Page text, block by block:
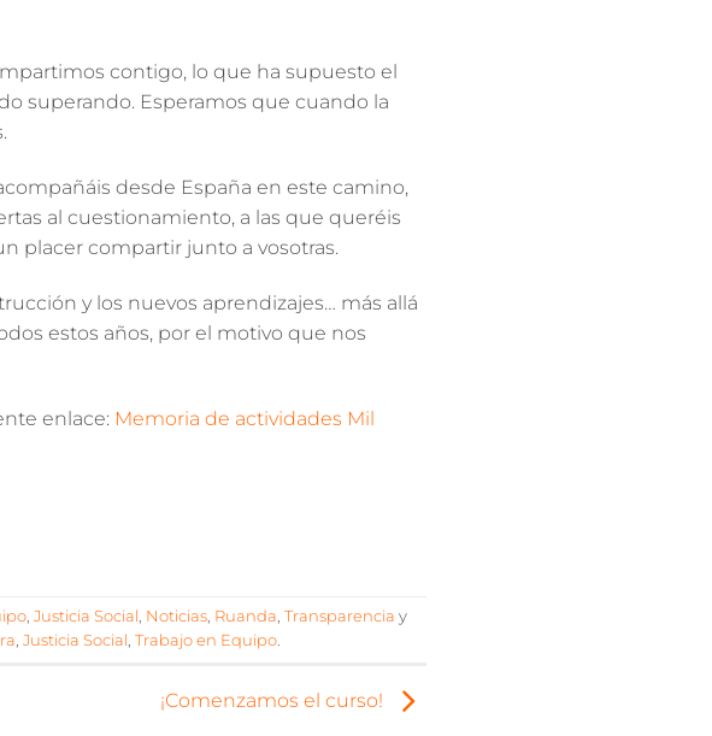
contigo, lo que ha supuesto el
superando. Esperamos que cuando la
desde España en este camino,
al cuestionamiento, a las que queréis
placer compartir junto a vosotras.
y los nuevos aprendizajes… más allá
estos años, por el motivo que nos
enlace: Memoria de actividades Mil
, Justicia Social, Noticias, Ruanda, Transparencia y
, Justicia Social, Trabajo en Equipo.
¡Comenzamos el curso!